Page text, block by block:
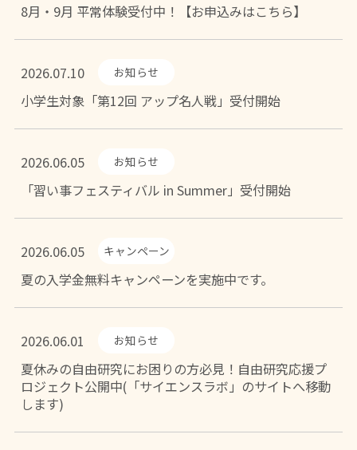
8月・9月 平常体験受付中！【お申込みはこちら】
2026.07.10 お知らせ
小学生対象「第12回 アップ名人戦」受付開始
2026.06.05 お知らせ
「習い事フェスティバル in Summer」受付開始
2026.06.05 キャンペーン
夏の入学金無料キャンペーンを実施中です。
2026.06.01 お知らせ
夏休みの自由研究にお困りの方必見！自由研究応援プ
ロジェクト公開中(「サイエンスラボ」のサイトへ移動
します)